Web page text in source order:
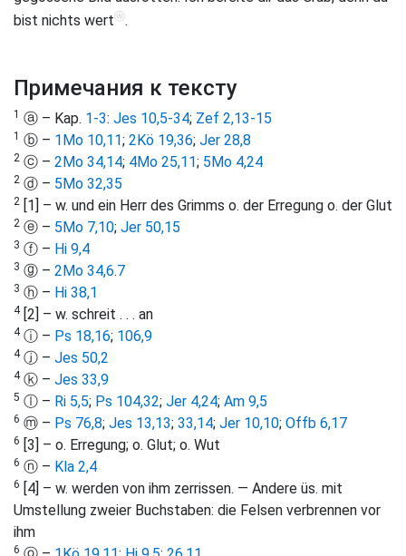
bist nichts wertⓦ.
Примечания к тексту
1 ⓐ – Kap. 1-3: Jes 10,5-34; Zef 2,13-15
1 ⓑ – 1Mo 10,11; 2Kö 19,36; Jer 28,8
2 ⓒ – 2Mo 34,14; 4Mo 25,11; 5Mo 4,24
2 ⓓ – 5Mo 32,35
2 [1] – w. und ein Herr des Grimms o. der Erregung o. der Glut
2 ⓔ – 5Mo 7,10; Jer 50,15
3 ⓕ – Hi 9,4
3 ⓖ – 2Mo 34,6.7
3 ⓗ – Hi 38,1
4[2] – w. schreit . . . an
4ⓘ – Ps 18,16; 106,9
4ⓙ – Jes 50,2
4ⓚ – Jes 33,9
5 ⓛ – Ri 5,5; Ps 104,32; Jer 4,24; Am 9,5
6 ⓜ – Ps 76,8; Jes 13,13; 33,14; Jer 10,10; Offb 6,17
6 [3] – o. Erregung; o. Glut; o. Wut
6 ⓝ – Kla 2,4
6 [4] – w. werden von ihm zerrissen. — Andere üs. mit
Umstellung zweier Buchstaben: die Felsen verbrennen vor
ihm
6